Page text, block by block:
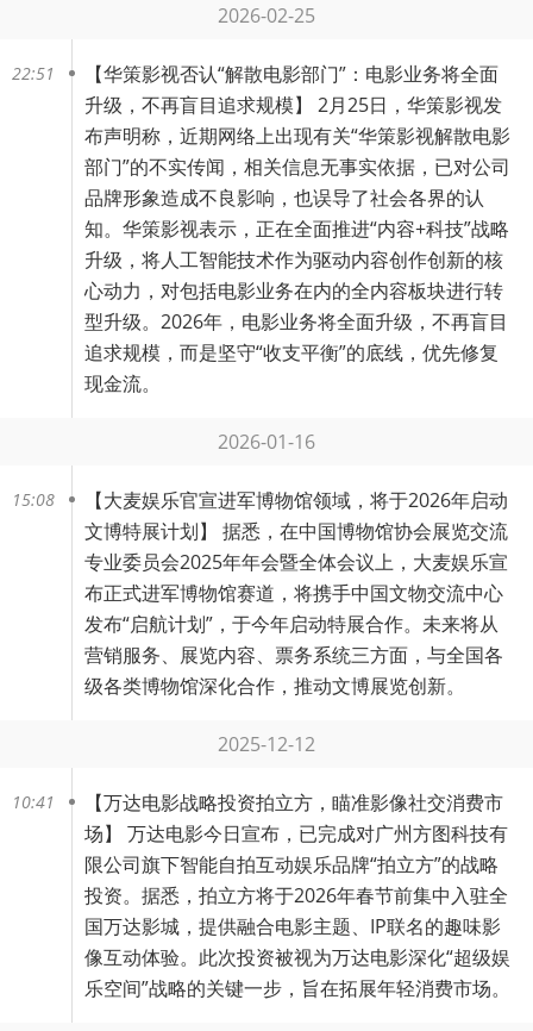
2026-02-25
22:51 【华策影视否认“解散电影部门”：电影业务将全面
升级，不再盲目追求规模】 2月25日，华策影视发
布声明称，近期网络上出现有关“华策影视解散电影
部门”的不实传闻，相关信息无事实依据，已对公司
品牌形象造成不良影响，也误导了社会各界的认
知。华策影视表示，正在全面推进“内容+科技”战略
升级，将人工智能技术作为驱动内容创作创新的核
心动力，对包括电影业务在内的全内容板块进行转
型升级。2026年，电影业务将全面升级，不再盲目
追求规模，而是坚守“收支平衡”的底线，优先修复
现金流。
2026-01-16
15:08 【大麦娱乐官宣进军博物馆领域，将于2026年启动
文博特展计划】 据悉，在中国博物馆协会展览交流
专业委员会2025年年会暨全体会议上，大麦娱乐宣
布正式进军博物馆赛道，将携手中国文物交流中心
发布“启航计划”，于今年启动特展合作。未来将从
营销服务、展览内容、票务系统三方面，与全国各
级各类博物馆深化合作，推动文博展览创新。
2025-12-12
10:41 【万达电影战略投资拍立方，瞄准影像社交消费市
场】 万达电影今日宣布，已完成对广州方图科技有
限公司旗下智能自拍互动娱乐品牌“拍立方”的战略
投资。据悉，拍立方将于2026年春节前集中入驻全
国万达影城，提供融合电影主题、IP联名的趣味影
像互动体验。此次投资被视为万达电影深化“超级娱
乐空间”战略的关键一步，旨在拓展年轻消费市场。